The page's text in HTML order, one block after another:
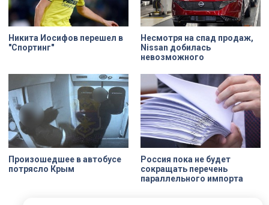
возраста сегодня собрались на
Крестовском острове.
Никита Иосифов перешел в
"Спортинг"
Несмотря на спад продаж,
Nissan добилась
невозможного
Произошедшее в автобусе
потрясло Крым
Россия пока не будет
сокращать перечень
параллельного импорта